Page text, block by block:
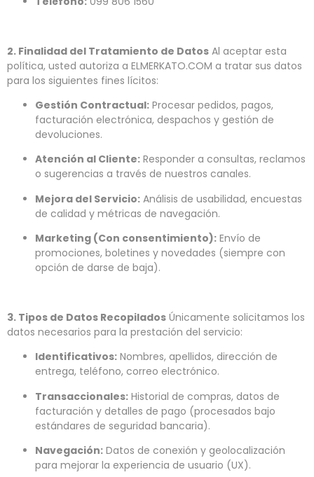
2. Finalidad del Tratamiento de Datos Al aceptar esta
política, usted autoriza a ELMERKATO.COM a tratar sus datos
para los siguientes fines lícitos:
Gestión Contractual: Procesar pedidos, pagos,
facturación electrónica, despachos y gestión de
devoluciones.
Atención al Cliente: Responder a consultas, reclamos
o sugerencias a través de nuestros canales.
Mejora del Servicio: Análisis de usabilidad, encuestas
de calidad y métricas de navegación.
Marketing (Con consentimiento): Envío de
promociones, boletines y novedades (siempre con
opción de darse de baja).
3. Tipos de Datos Recopilados Únicamente solicitamos los
datos necesarios para la prestación del servicio:
Identificativos: Nombres, apellidos, dirección de
entrega, teléfono, correo electrónico.
Transaccionales: Historial de compras, datos de
facturación y detalles de pago (procesados bajo
estándares de seguridad bancaria).
Navegación: Datos de conexión y geolocalización
para mejorar la experiencia de usuario (UX).